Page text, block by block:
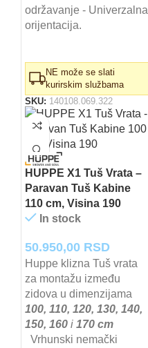
održavanje - Univerzalna
orijentacija.
NE može se slati
kurirskim službama
SKU: 140108.069.322
HUPPE X1 Tuš Vrata –
Paravan Tuš Kabine
110 cm, Visina 190
In stock
50.950,00 RSD
Huppe klizna Tuš vrata
za montažu između
zidova u dimenzijama
100, 110, 120, 130, 140,
150, 160 i 170 cm
Vrhunski nemački